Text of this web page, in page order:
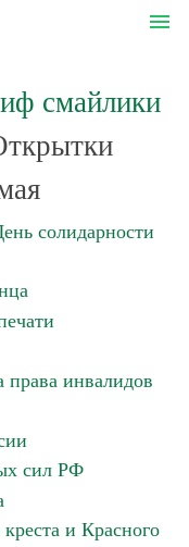
menu
смайлики
солидарности
инвалидов
сил РФ
и Красного